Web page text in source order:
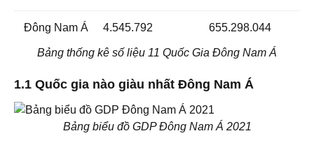
Đông Nam Á 4.545.792 655.298.044
Bảng thống kê số liệu 11 Quốc Gia Đông Nam Á
1.1 Quốc gia nào giàu nhất Đông Nam Á
Bảng biểu đồ GDP Đông Nam Á 2021